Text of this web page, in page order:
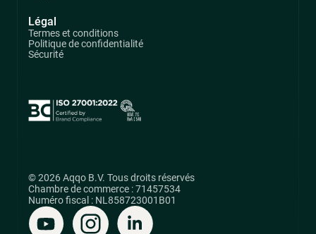
Légal
Termes et conditions
Politique de confidentialité
Sécurité
© 2026 Aqqo B.V. Tous droits réservés
Chambre de commerce : 71457534
Numéro fiscal : NL858723001B01